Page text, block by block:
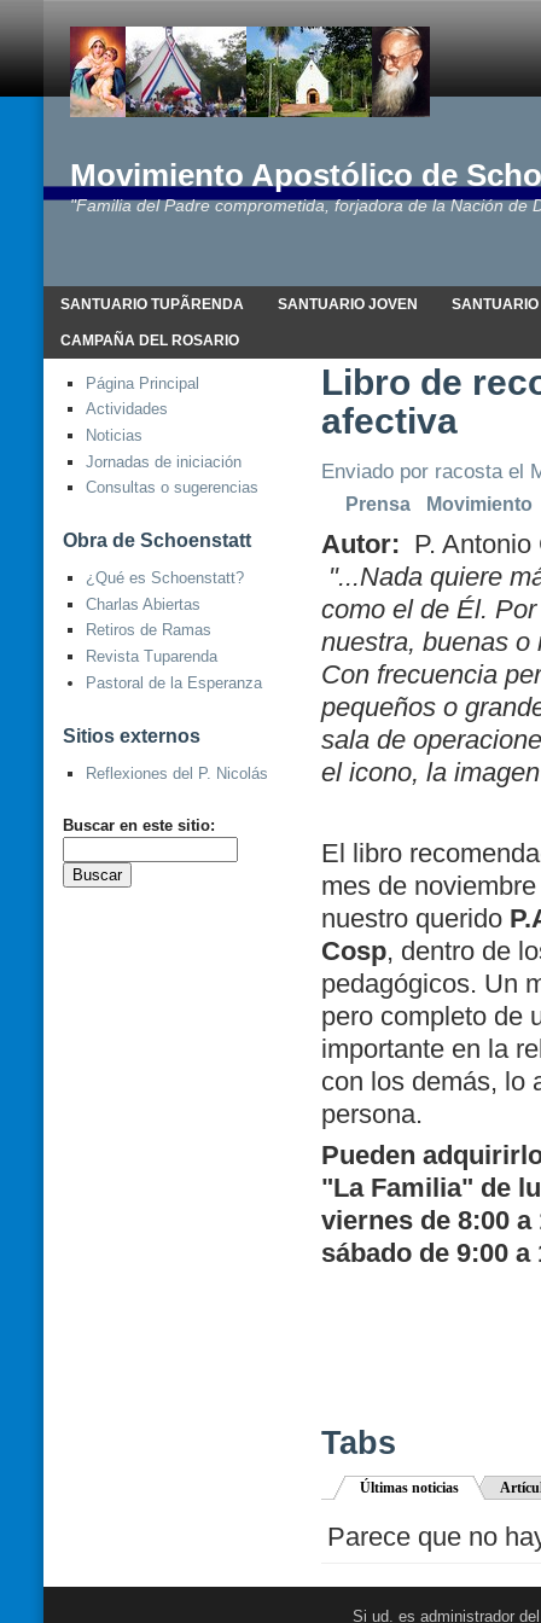
Movimiento Apostólico de
"Familia del Padre comprometida, forjadora de la Nación de
SANTUARIO TUPÃRENDA SANTUARIO JOVEN
CAMPAÑA DEL ROSARIO
Página Principal
Actividades
Noticias
Jornadas de iniciación
Consultas o sugerencias
Obra de Schoenstatt
¿Qué es Schoenstatt?
Charlas Abiertas
Retiros de Ramas
Revista Tuparenda
Pastoral de la Esperanza
Sitios externos
Reflexiones del P. Nicolás
Buscar en este sitio:
Libro de
afectiva
Enviado por racosta el
Prensa Movimiento
Autor: P. Antonio
"...Nada quiere
como el de Él.
nuestra, buenas o
Con frecuencia
pequeños o
sala de
el icono, la i
El libro
mes de
nuestro querido
Cosp, dentro de
pedagógicos. Un
pero completo de
importante en la
con los demás, lo
persona.
Pueden
"La Familia" de
viernes de 8:00 a
sábado de 9:00 a
Tabs
Últimas noticias
Parece que no
Si ud. es administrador